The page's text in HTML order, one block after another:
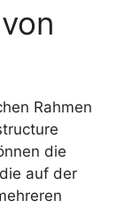
Rahmen
die
auf der